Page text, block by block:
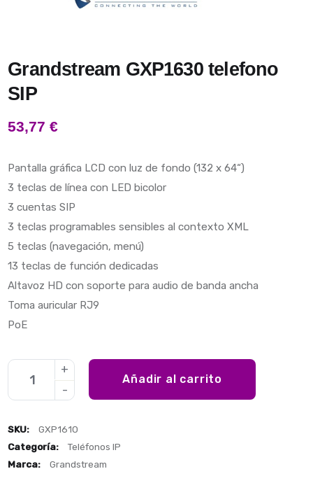
Grandstream GXP1630 telefono
SIP
53,77€
Pantalla gráfica LCD con luz de fondo (132 x 64“)
3 teclas de línea con LED bicolor
3 cuentas SIP
3 teclas programables sensibles al contexto XML
5 teclas (navegación, menú)
13 teclas de función dedicadas
Altavoz HD con soporte para audio de banda ancha
Toma auricular RJ9
PoE
Añadir al carrito
SKU:
GXP1610
Categoría:
Teléfonos IP
Marca:
Grandstream